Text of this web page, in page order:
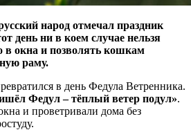
народ отмечал праздник
день ни в коем случае нельзя
в окна и позволять кошкам
раму.
в день Федула Ветренника.
Федул – тёплый ветер подул».
и проветривали дома без